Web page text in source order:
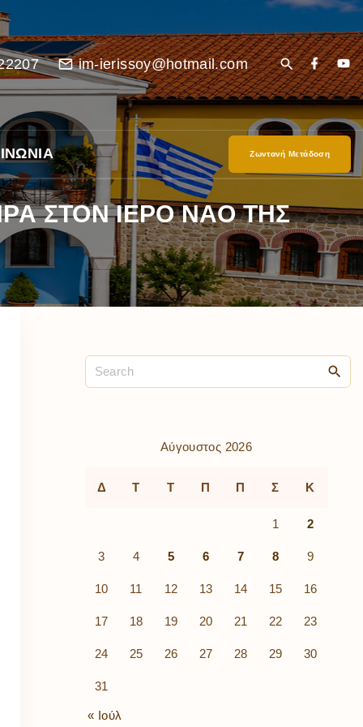
im-ierissoy@hotmail.com
Ζωντανή Μετάδοση
ΣΤΟΝ ΙΕΡΟ ΝΑΟ ΤΗΣ
Αύγουστος 2026
Δ Τ Τ Π Π Σ Κ
1 2
3 4 5 6 7 8 9
10 11 12 13 14 15 16
17 18 19 20 21 22 23
24 25 26 27 28 29 30
31
« Ιούλ